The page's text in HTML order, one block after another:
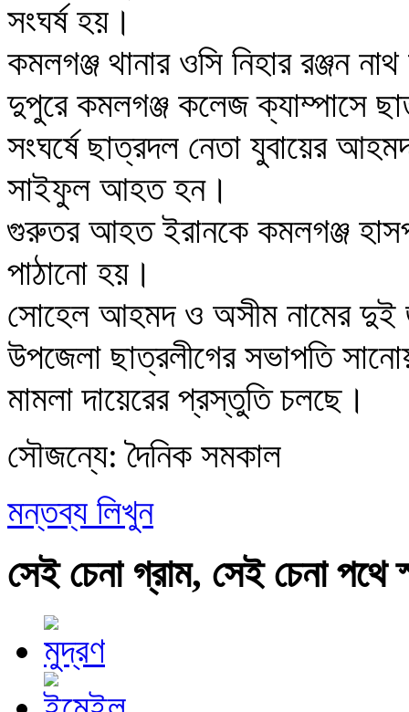
সংঘর্ষ হয়।
কমলগঞ্জ থানার ওসি নিহার রঞ্জন
দুপুরে কমলগঞ্জ কলেজ ক্যাম্পাসে
সংঘর্ষে ছাত্রদল নেতা যুবায়ের
সাইফুল আহত হন।
গুরুতর আহত ইরানকে কমলগঞ্জ
পাঠানো হয়।
সোহেল আহমদ ও অসীম নামের
উপজেলা ছাত্রলীগের সভাপতি
মামলা দায়েরের প্রস্তুতি চলছে।
সৌজন্যে: দৈনিক সমকাল
মন্তব্য লিখুন
সেই চেনা গ্রাম, সেই চেনা পথে